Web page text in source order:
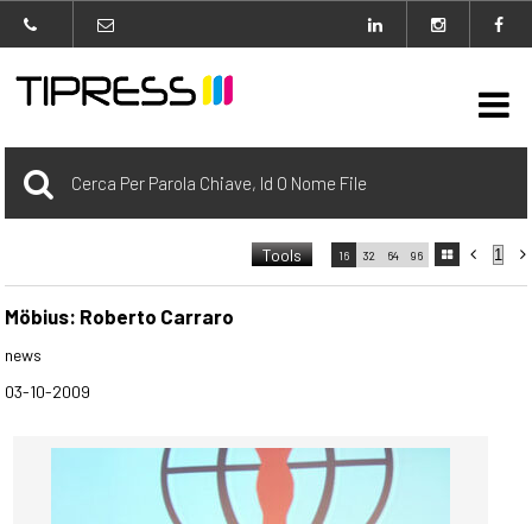
Archivio
carrello
Agenzia

 
16 32 64 96 
Tools
0 Selezionato
Möbius: Roberto Carraro
news
03-10-2009